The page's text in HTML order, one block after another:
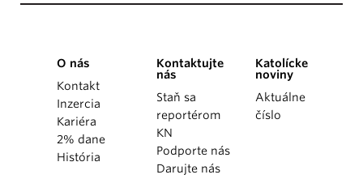
O nás
Kontakt
Inzercia
Kariéra
2% dane
História
Kontaktujte
nás
Staň sa
reportérom
KN
Podporte nás
Darujte nás
Katolícke
noviny
Aktuálne
číslo